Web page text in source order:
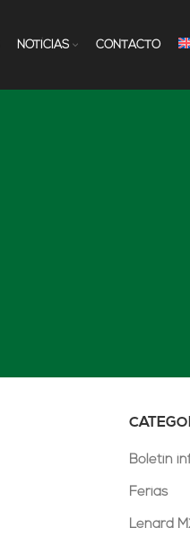
NOTÍCIAS CONTACTO
Boletín
Ferias
Lenard